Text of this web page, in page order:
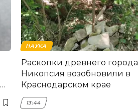
НАУКА
Раскопки древнего города
Никопсия возобновили в
Краснодарском крае
13:44